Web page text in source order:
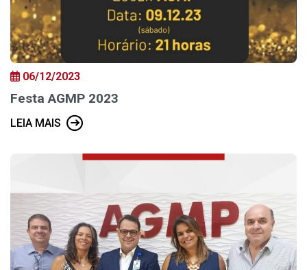
06/12/2023
Festa AGMP 2023
LEIA MAIS